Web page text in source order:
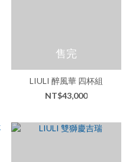
售完
LIULI 醉風華 四杯組
NT$43,000